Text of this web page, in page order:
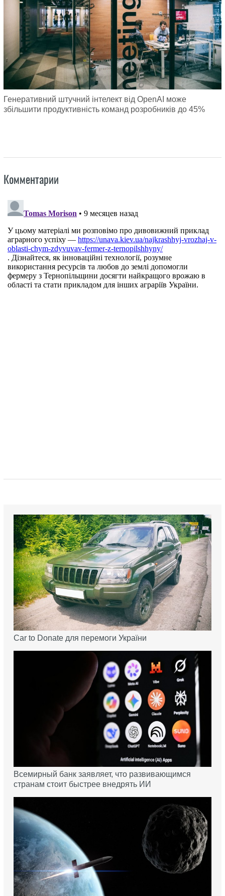
Генеративний штучний інтелект від OpenAI може
збільшити продуктивність команд розробників до 45%
Комментарии
Car to Donate для перемоги України
Всемирный банк заявляет, что развивающимся
странам стоит быстрее внедрять ИИ